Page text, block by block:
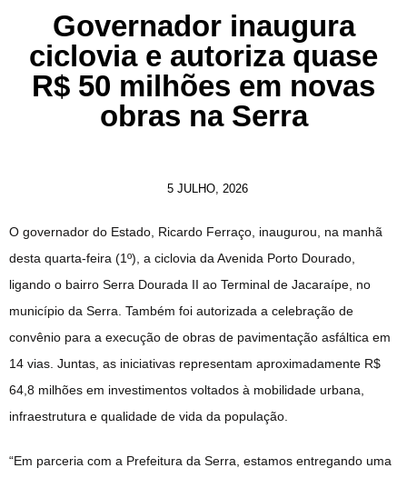
Governador inaugura
ciclovia e autoriza quase
R$ 50 milhões em novas
obras na Serra
5 JULHO, 2026
O governador do Estado, Ricardo Ferraço, inaugurou, na manhã
desta quarta-feira (1º), a ciclovia da Avenida Porto Dourado,
ligando o bairro Serra Dourada II ao Terminal de Jacaraípe, no
município da Serra. Também foi autorizada a celebração de
convênio para a execução de obras de pavimentação asfáltica em
14 vias. Juntas, as iniciativas representam aproximadamente R$
64,8 milhões em investimentos voltados à mobilidade urbana,
infraestrutura e qualidade de vida da população.
“Em parceria com a Prefeitura da Serra, estamos entregando uma